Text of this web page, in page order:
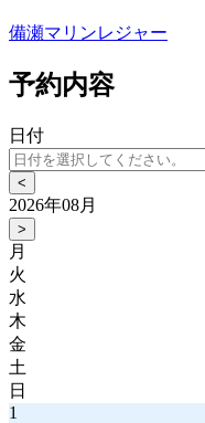
備瀬マリンレジャー
予約内容
日付
<
2026年08月
>
月
火
水
木
金
土
日
1